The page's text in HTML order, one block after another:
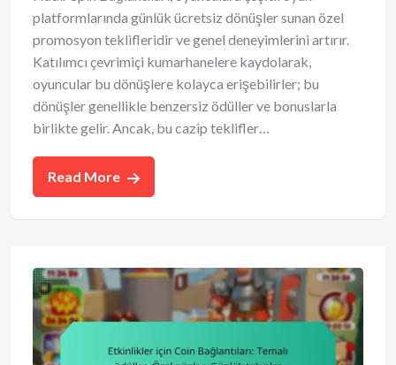
platformlarında günlük ücretsiz dönüşler sunan özel
promosyon teklifleridir ve genel deneyimlerini artırır.
Katılımcı çevrimiçi kumarhanelere kaydolarak,
oyuncular bu dönüşlere kolayca erişebilirler; bu
dönüşler genellikle benzersiz ödüller ve bonuslarla
birlikte gelir. Ancak, bu cazip teklifler…
Read More